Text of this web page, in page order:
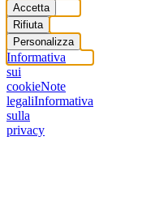
Accetta
Rifiuta
Personalizza
Informativa
sui
cookieNote
legaliInformativa
sulla
privacy